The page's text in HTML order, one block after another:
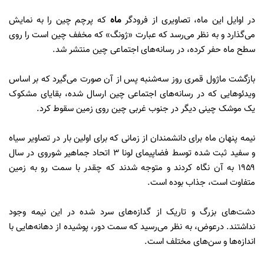
در اوایل این ماه، تصاویری از فرودگرماه که پرچم چین را به نمایش
می‌گذارد و به نظر می‌رسد که عبارت «ژونگ» که مخفف چین است را روی
سطح ماه حفر کرده، در رسانه‌های اجتماعی چین منتشر شد.
بازگشت ماژول قمری روز سه‌شنبه پس از آن صورت می‌گیرد که بر اساس
ویدئوهایی که در رسانه‌های اجتماعی چین ارسال شده، بقایای مشکوک
یک موشک چینی دیگر در جنوب غربی چین روی زمین سقوط کرد.
نیمه پنهان ماه برای دانشمندان از زمانی که برای اولین بار در تصاویر سیاه
و سفید ثبت شده توسط فضاپیمای لونا ۳ اتحاد جماهیر شوروی در سال
۱۹۵۹ به آن نگاه کردند و متوجه شدند که چقدر با سمت رو به زمین
متفاوت است، جذاب بوده است.
دشت‌های بزرگ و تاریک از گدازه‌های سرد شده در این نیمه وجود
نداشتند. درعوض، به نظر می‌رسید که سمت دور، پوشیده از دهانه‌هایی با
اندازه‌ها و سن‌های مختلف است.